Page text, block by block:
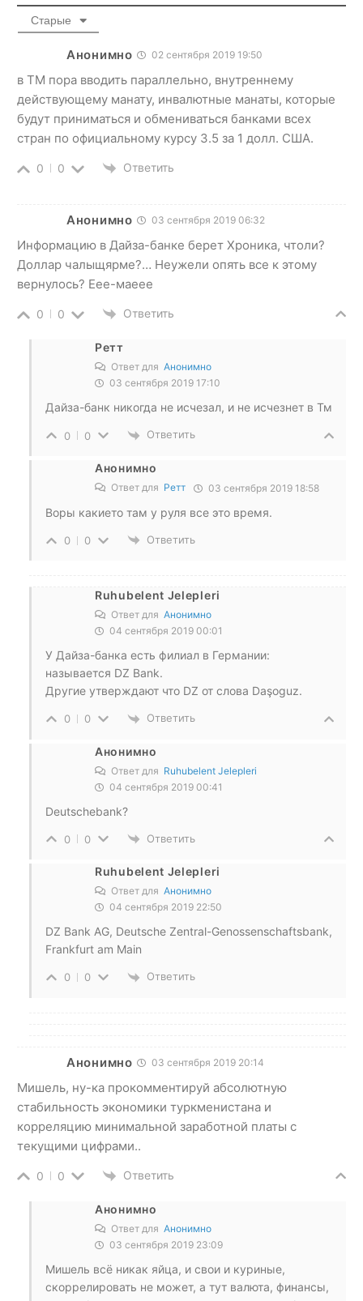
Старые
Анонимно 02 сентября 2019 19:50
в ТМ пора вводить параллельно, внутреннему
действующему манату, инвалютные манаты, которые
будут приниматься и обмениваться банками всех
стран по официальному курсу 3.5 за 1 долл. США.
0 0 Ответить
Анонимно 03 сентября 2019 06:32
Информацию в Дайза-банке берет Хроника, чтоли?
Доллар чалыщярме?… Неужели опять все к этому
вернулось? Еее-маеее
0 0 Ответить
Ретт
Ответ для Анонимно
03 сентября 2019 17:10
Дайза-банк никогда не исчезал, и не исчезнет в Тм
0 0 Ответить
Анонимно
Ответ для Ретт 03 сентября 2019 18:58
Воры какието там у руля все это время.
0 0 Ответить
Ruhubelent Jelepleri
Ответ для Анонимно
04 сентября 2019 00:01
У Дайза-банка есть филиал в Германии:
называется DZ Bank.
Другие утверждают что DZ от слова Daşoguz.
0 0 Ответить
Анонимно
Ответ для Ruhubelent Jelepleri
04 сентября 2019 00:41
Deutschebank?
0 0 Ответить
Ruhubelent Jelepleri
Ответ для Анонимно
04 сентября 2019 22:50
DZ Bank AG, Deutsche Zentral-Genossenschaftsbank,
Frankfurt am Main
0 0 Ответить
Анонимно 03 сентября 2019 20:14
Мишель, ну-ка прокомментируй абсолютную
стабильность экономики туркменистана и
корреляцию минимальной заработной платы с
текущими цифрами..
0 0 Ответить
Анонимно
Ответ для Анонимно
03 сентября 2019 23:09
Мишель всё никак яйца, и свои и куриные,
скоррелировать не может, а тут валюта, финансы,